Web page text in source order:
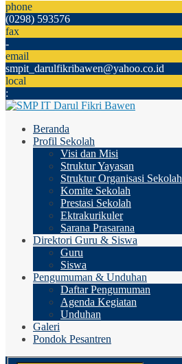
phone
(0298) 593576
fax
-
email
smpit_darulfikribawen@yahoo.co.id
local
:
Beranda
Profil Sekolah
Visi dan Misi
Struktur Yayasan
Struktur Organisasi Sekolah
Komite Sekolah
Prestasi Sekolah
Ektrakurikuler
Sarana Prasarana
Direktori Guru & Siswa
Guru
Siswa
Pengumuman & Unduhan
Daftar Pengumuman
Agenda Kegiatan
Unduhan
Galeri
Pondok Pesantren